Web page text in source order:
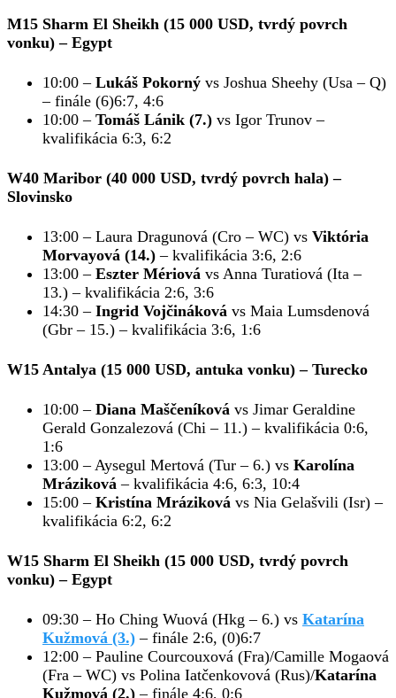
M15 Sharm El Sheikh (15 000 USD, tvrdý povrch
vonku) – Egypt
10:00 – Lukáš Pokorný vs Joshua Sheehy (Usa – Q)
– finále (6)6:7, 4:6
10:00 – Tomáš Lánik (7.) vs Igor Trunov –
kvalifikácia 6:3, 6:2
W40 Maribor (40 000 USD, tvrdý povrch hala) –
Slovinsko
13:00 – Laura Dragunová (Cro – WC) vs Viktória
Morvayová (14.) – kvalifikácia 3:6, 2:6
13:00 – Eszter Mériová vs Anna Turatiová (Ita –
13.) – kvalifikácia 2:6, 3:6
14:30 – Ingrid Vojčináková vs Maia Lumsdenová
(Gbr – 15.) – kvalifikácia 3:6, 1:6
W15 Antalya (15 000 USD, antuka vonku) – Turecko
10:00 – Diana Maščeníková vs Jimar Geraldine
Gerald Gonzalezová (Chi – 11.) – kvalifikácia 0:6,
1:6
13:00 – Aysegul Mertová (Tur – 6.) vs Karolína
Mráziková – kvalifikácia 4:6, 6:3, 10:4
15:00 – Kristína Mráziková vs Nia Gelašvili (Isr) –
kvalifikácia 6:2, 6:2
W15 Sharm El Sheikh (15 000 USD, tvrdý povrch
vonku)– Egypt
09:30 – Ho Ching Wuová (Hkg – 6.) vs Katarína
Kužmová (3.) – finále 2:6, (0)6:7
12:00 – Pauline Courcouxová (Fra)/Camille Mogaová
(Fra – WC) vs Polina Iatčenkovová (Rus)/Katarína
Kužmová (2.) – finále 4:6, 0:6